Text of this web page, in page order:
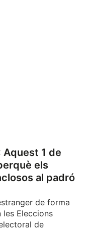
1 de
els
al padró
de forma
Eleccions
de